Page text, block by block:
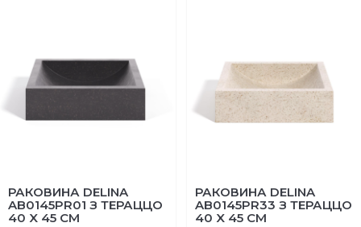
РАКОВИНА DELINA
AB0145PR01 З ТЕРАЦЦО
40 X 45 СМ
РАКОВИНА DELINA
AB0145PR33 З ТЕРАЦЦО
40 X 45 СМ